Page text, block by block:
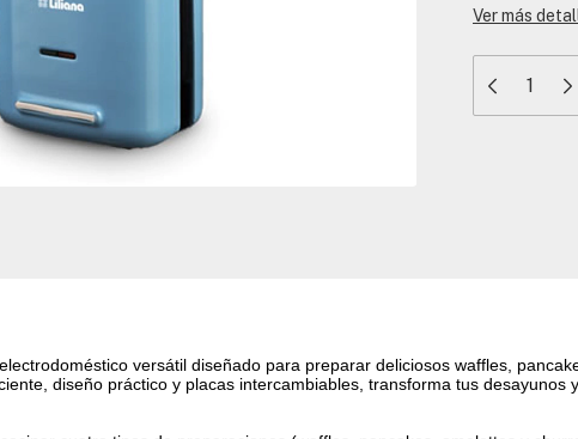
Ver más
versátil diseñado para preparar deliciosos waffles,
diseño práctico y placas intercambiables, transforma tus desayunos